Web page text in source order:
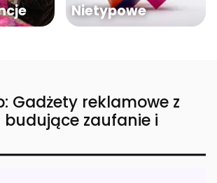
Nietypowe
Gadżety reklamowe z
zaufanie i